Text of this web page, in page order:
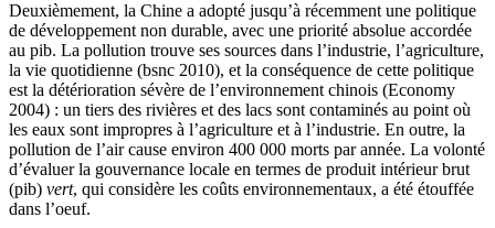
Deuxièmement, la Chine a adopté jusqu’à récemment une politique
de développement non durable, avec une priorité absolue accordée
au pib. La pollution trouve ses sources dans l’industrie, l’agriculture,
la vie quotidienne (bsnc 2010), et la conséquence de cette politique
est la détérioration sévère de l’environnement chinois (Economy
2004) : un tiers des rivières et des lacs sont contaminés au point où
les eaux sont impropres à l’agriculture et à l’industrie. En outre, la
pollution de l’air cause environ 400 000 morts par année. La volonté
d’évaluer la gouvernance locale en termes de produit intérieur brut
(pib) vert, qui considère les coûts environnementaux, a été étouffée
dans l’oeuf.